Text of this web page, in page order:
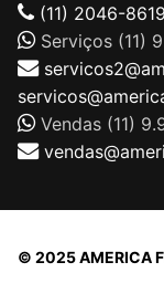
(11) 2046-8619
Serviços (11)
Vendas (11)
© 2025 AMERICA